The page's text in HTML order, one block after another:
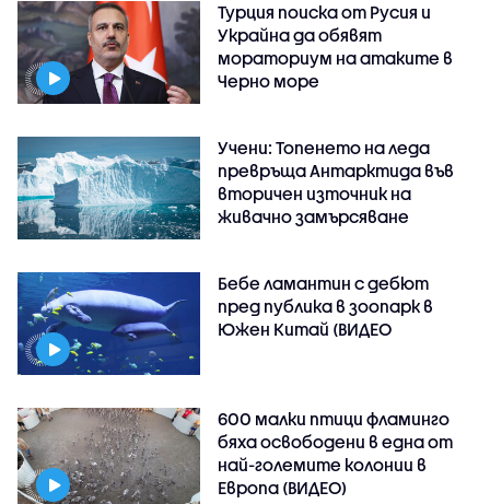
Турция поиска от Русия и
Украйна да обявят
мораториум на атаките в
Черно море
Учени: Топенето на леда
превръща Антарктида във
вторичен източник на
живачно замърсяване
Бебе ламантин с дебют
пред публика в зоопарк в
Южен Китай (ВИДЕО
600 малки птици фламинго
бяха освободени в една от
най-големите колонии в
Европа (ВИДЕО)